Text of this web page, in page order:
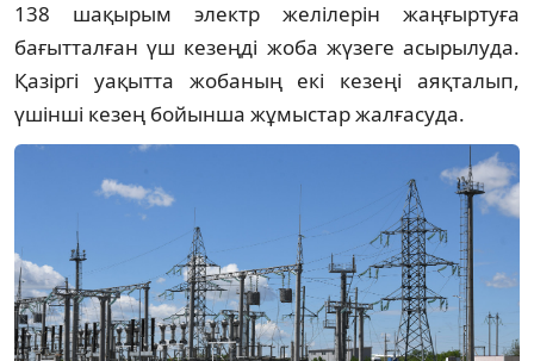
138 шақырым электр желілерін жаңғыртуға
бағытталған үш кезеңді жоба жүзеге асырылуда.
Қазіргі уақытта жобаның екі кезеңі аяқталып,
үшінші кезең бойынша жұмыстар жалғасуда.